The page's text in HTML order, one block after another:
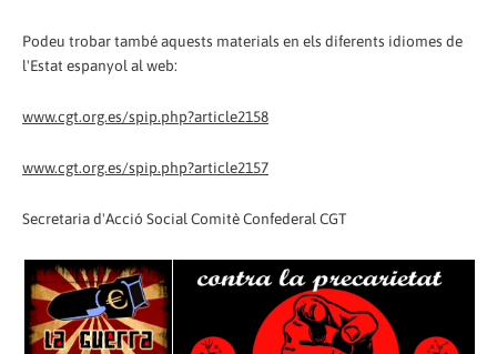
Podeu trobar també aquests materials en els diferents idiomes de
l'Estat espanyol al web:
www.cgt.org.es/spip.php?article2158
www.cgt.org.es/spip.php?article2157
Secretaria d'Acció Social Comitè Confederal CGT